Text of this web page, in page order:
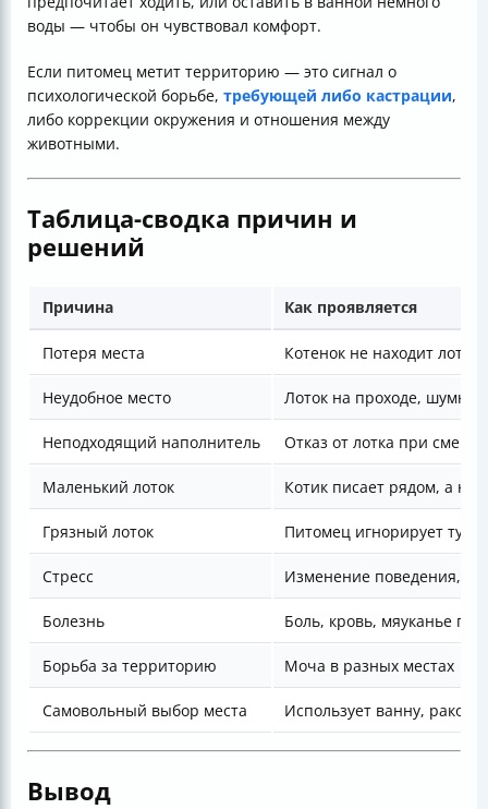
воды — чтобы он чувствовал комфорт.
Если питомец метит территорию — это сигнал о
психологической борьбе, требующей либо кастрации,
либо коррекции окружения и отношения между
животными.
Таблица-сводка причин и
решений
Причина Как проявляется
Потеря места Котенок не находит лоток
Неудобное место Лоток на проходе, шумно
Неподходящий наполнитель Отказ от лотка при смене
Маленький лоток Котик писает рядом, а не
Грязный лоток Питомец игнорирует
Стресс Изменение поведения,
Болезнь Боль, кровь, мяуканье
Борьба за территорию Моча в разных местах
Самовольный выбор места Использует ванну,
Вывод